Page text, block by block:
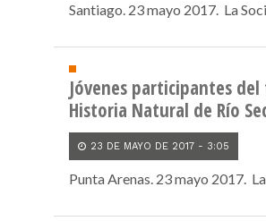
Santiago. 23 mayo 2017. La
Jóvenes participantes
Historia Natural de Río
23 DE MAYO DE 2017 - 3:05
Punta Arenas. 23 mayo 2017.